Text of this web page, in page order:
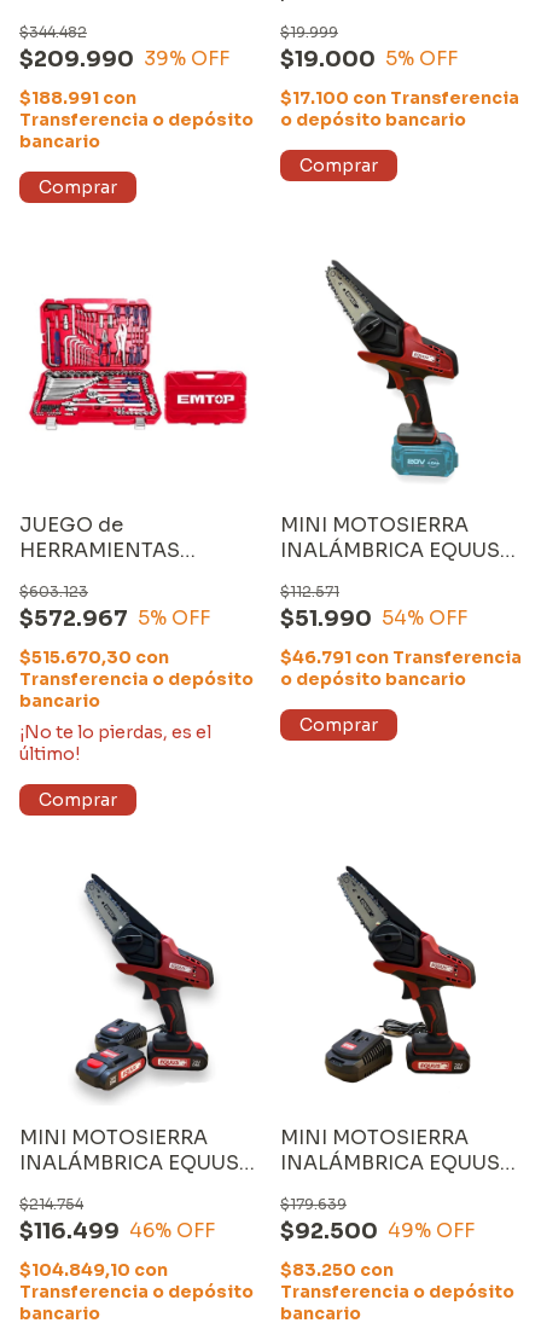
EQUUS (26805) con
CARGADOR y UNA
BATERÍA de 4000mAh
$209.990
$344.482
39% OFF
$188.991 con
Transferencia o depósito
bancario
$19.000
$19.999
5% OFF
$17.100 con Transferencia
o depósito bancario
JUEGO de
HERRAMIENTAS
PIEZAS (EHTS01421)
$572.967
$603.123
5% OFF
$515.670,30 con
Transferencia o depósito
bancario
¡No te lo pierdas, es el
último!
MINI MOTOSIERRA
INALÁMBRICA EQUUS
CARGADOR y sin
BATERÍA)
$51.990
$112.571
54% OFF
$46.791 con Transferencia
o depósito bancario
MINI MOTOSIERRA
INALÁMBRICA EQUUS
DOS BATERÍAS de 1500
mAh
$116.499
$214.754
46% OFF
$104.849,10 con
Transferencia o depósito
bancario
MINI MOTOSIERRA
INALÁMBRICA EQUUS
UNA BATERÍA de 1500
mAh
$92.500
$179.639
49% OFF
$83.250 con
Transferencia o depósito
bancario